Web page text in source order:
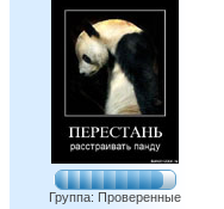
Группа: Проверенные